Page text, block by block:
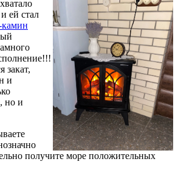
ей стал
камин
закат,
и
но и
получите море положительных